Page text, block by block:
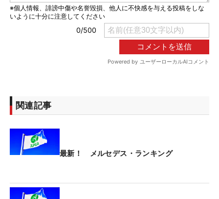
関連記事
最新！ メルセデス・ランキング